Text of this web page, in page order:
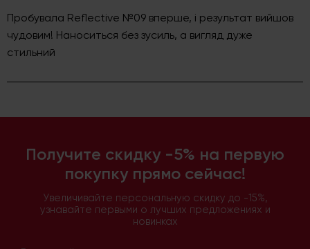
Пробувала Reflective №09 вперше, і результат вийшов
чудовим! Наноситься без зусиль, а вигляд дуже
стильний
Получите скидку -5% на первую
покупку прямо сейчас!
Увеличивайте персональную скидку до -15%,
узнавайте первыми о лучших предложениях и
новинках